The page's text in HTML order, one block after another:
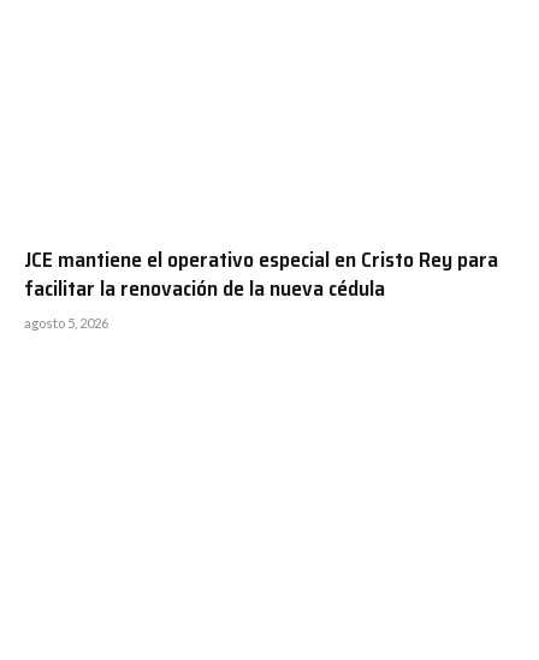
JCE mantiene el operativo especial en Cristo Rey para
facilitar la renovación de la nueva cédula
agosto 5, 2026